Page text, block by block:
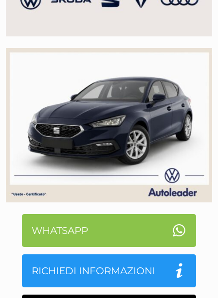
WHATSAPP
RICHIEDI INFORMAZIONI